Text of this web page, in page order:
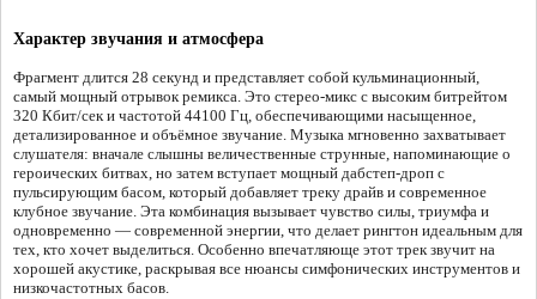
Характер звучания и атмосфера
Фрагмент длится 28 секунд и представляет собой кульминационный,
самый мощный отрывок ремикса. Это стерео-микс с высоким битрейтом
320 Кбит/сек и частотой 44100 Гц, обеспечивающими насыщенное,
детализированное и объёмное звучание. Музыка мгновенно захватывает
слушателя: вначале слышны величественные струнные, напоминающие о
героических битвах, но затем вступает мощный дабстеп-дроп с
пульсирующим басом, который добавляет треку драйв и современное
клубное звучание. Эта комбинация вызывает чувство силы, триумфа и
одновременно — современной энергии, что делает рингтон идеальным для
тех, кто хочет выделиться. Особенно впечатляюще этот трек звучит на
хорошей акустике, раскрывая все нюансы симфонических инструментов и
низкочастотных басов.